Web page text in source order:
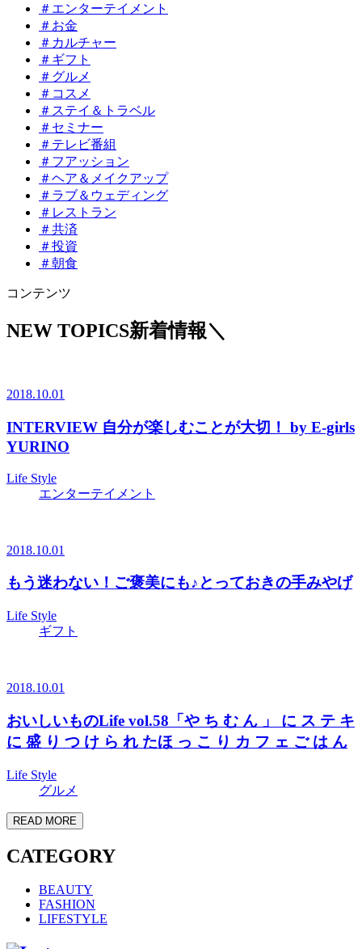
＃エンターテイメント
＃お金
＃カルチャー
＃ギフト
＃グルメ
＃コスメ
＃ステイ＆トラベル
＃セミナー
＃テレビ番組
＃フアッション
＃ヘア＆メイクアップ
＃ラブ＆ウェディング
＃レストラン
＃共済
＃投資
＃朝食
コンテンツ
NEW TOPICS新着情報＼
2018.10.01
INTERVIEW 自分が楽しむことが大切！ by E-girls
YURINO
Life Style
エンターテイメント
2018.10.01
もう迷わない！ご褒美にも♪とっておきの手みやげ
Life Style
ギフト
2018.10.01
おいしいものLife vol.58「や ち む ん 」 に ス テ キ
に 盛 り つ け ら れ たほ っ こ り カ フ ェ ご は ん
Life Style
グルメ
READ MORE
CATEGORY
BEAUTY
FASHION
LIFESTYLE